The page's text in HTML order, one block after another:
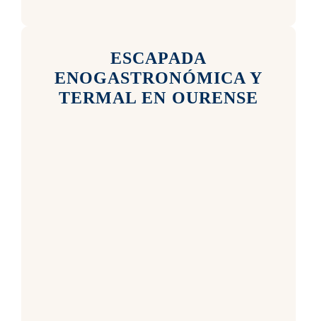
ESCAPADA
ENOGASTRONÓMICA Y
TERMAL EN OURENSE